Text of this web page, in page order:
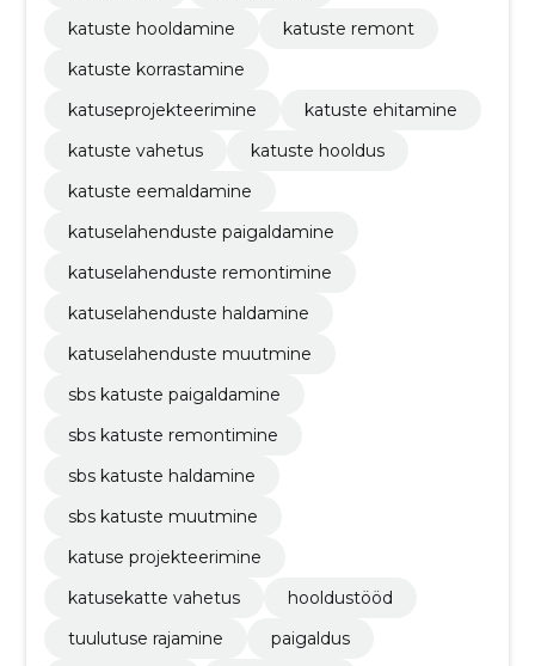
katuste hooldamine
katuste remont
katuste korrastamine
katuseprojekteerimine
katuste ehitamine
katuste vahetus
katuste hooldus
katuste eemaldamine
katuselahenduste paigaldamine
katuselahenduste remontimine
katuselahenduste haldamine
katuselahenduste muutmine
sbs katuste paigaldamine
sbs katuste remontimine
sbs katuste haldamine
sbs katuste muutmine
katuse projekteerimine
katusekatte vahetus
hooldustööd
tuulutuse rajamine
paigaldus